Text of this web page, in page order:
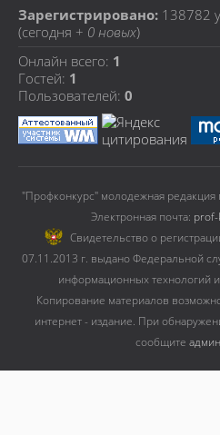
Зарегистрировано: 138782
(сегодня + 0 новых)
Онлайн всего: 1
Гостей: 1
Пользователей: 0
"Профконкурс" молодежная
Электронная почта:
Cвидетельство о
07.11.2013 г. выдано Федеральной
информационных технологий
Копирование материалов
интернет - издание. При
сообщите